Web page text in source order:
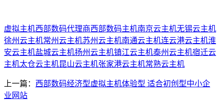
虚拟主机西部数码代理商西部数码主机南京云主机无锡云主机
徐州云主机常州云主机苏州云主机南通云主机连云港云主机淮
安云主机盐城云主机扬州云主机镇江云主机泰州云主机宿迁云
主机太仓云主机昆山云主机张家港云主机常熟云主机
上一篇： 西部数码经济型虚拟主机体验型 适合初创型中小企
业网站